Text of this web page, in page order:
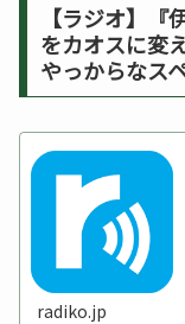
【ラジオ】
をカオスに変
やっからなス
radiko.jp